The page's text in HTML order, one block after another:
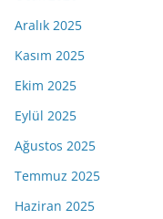
Aralık 2025
Kasım 2025
Ekim 2025
Eylül 2025
Ağustos 2025
Temmuz 2025
Haziran 2025